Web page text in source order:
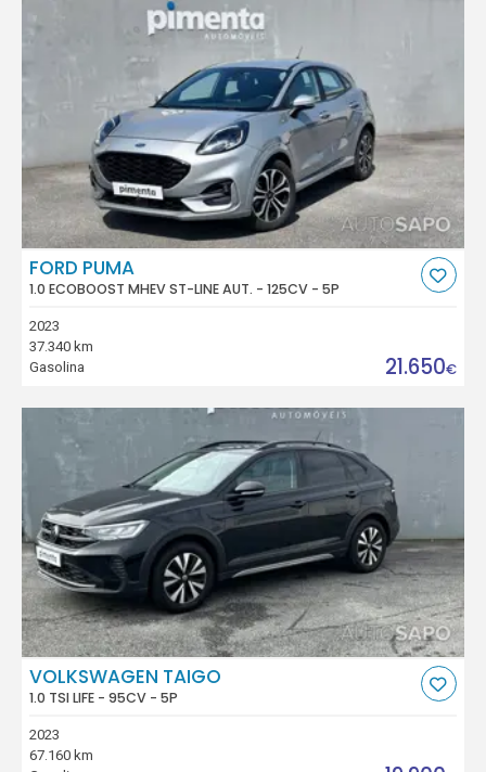
FORD PUMA
1.0 ECOBOOST MHEV ST-LINE AUT. - 125CV - 5P
2023
37.340 km
Gasolina
21.650€
VOLKSWAGEN TAIGO
1.0 TSI LIFE - 95CV - 5P
2023
67.160 km